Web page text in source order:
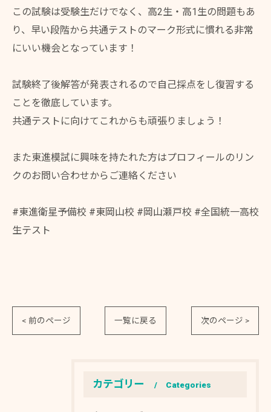
この試験は受験生だけでなく、高2生・高1生の問題もあ
り、早い段階から共通テストのマーク形式に慣れる非常
にいい機会となっています！
試験終了後解答が発表されるので自己採点をし復習する
ことを徹底しています。
共通テストに向けてこれからも頑張りましょう！
また東進模試に興味を持たれた方はプロフィールのリン
クのお問い合わせからご連絡ください
#東進衛星予備校 #東岡山校 #岡山瀬戸校 #全国統一高校
生テスト
< 前のページ 一覧に戻る 次のページ >
カテゴリー Categories